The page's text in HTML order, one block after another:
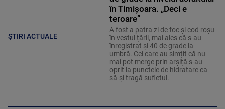
ȘTIRI ACTUALE
în Timișoara. „Deci e
teroare”
A fost a patra zi de foc și cod roșu
în vestul țării, mai ales că s-au
înregistrat și 40 de grade la
umbră. Cei care au simțit că nu
mai pot merge prin arșiță s-au
oprit la punctele de hidratare ca
să-și tragă sufletul.